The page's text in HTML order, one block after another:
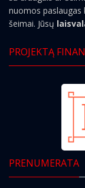
nuomos paslaugas
šeimai. Jūsų
PROJEKTĄ
PRENUMERATA